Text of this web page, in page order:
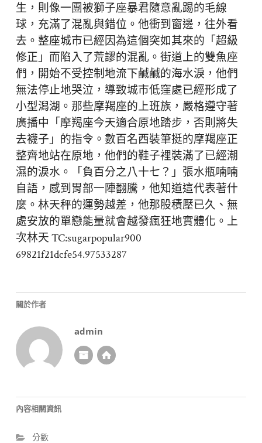
生，則像一團被獅子座暴君隨意亂踢的毛線
球，充滿了混亂與錯位。他衝到窗邊，往外看
去。整座城市已經因為這個突如其來的「超級
修正」而陷入了荒謬的混亂。街道上的雙魚座
們，開始不受控制地流下鹹鹹的海水淚，他們
無法停止地哭泣，導致城市低窪處已經形成了
小型潟湖。那些摩羯座的上班族，嚴格遵守著
廣播中「摩羯座今天適合原地踏步，否則將失
去襪子」的指令。數百名西裝筆挺的摩羯座正
整齊地站在原地，他們的鞋子裡裝滿了已經潮
濕的淚水。「負百分之八十七？」張水瓶喃喃
自語，感到胃部一陣翻騰，他知道這代表著什
麼。林天秤的運勢越差，他那股積壓已久、無
處安放的單戀能量就會越發瘋狂地實體化。上
次林天 TC:sugarpopular900
69821f21dcfe54.97533287
關於作者
admin
內容相關資訊
分數